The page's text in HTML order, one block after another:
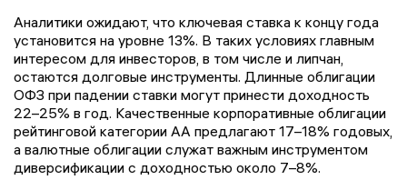
Аналитики ожидают, что ключевая ставка к концу года
установится на уровне 13%. В таких условиях главным
интересом для инвесторов, в том числе и липчан,
остаются долговые инструменты. Длинные облигации
ОФЗ при падении ставки могут принести доходность
22–25% в год. Качественные корпоративные облигации
рейтинговой категории АА предлагают 17–18% годовых,
а валютные облигации служат важным инструментом
диверсификации с доходностью около 7–8%.